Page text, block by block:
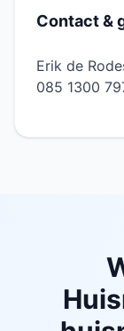
Contact &
Erik de
085 1300